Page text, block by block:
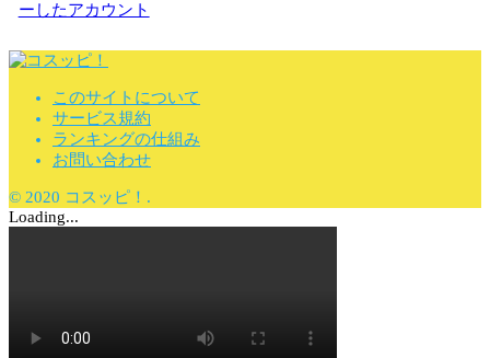
ーしたアカウント
このサイトについて
サービス規約
ランキングの仕組み
お問い合わせ
© 2020 コスッピ！.
Loading...